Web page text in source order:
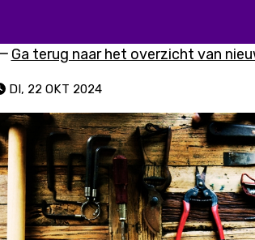
Ga terug naar het overzicht van
DI, 22 OKT 2024